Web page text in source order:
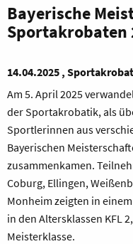
Bayerische
Sportakrobaten
14.04.2025 ,
Am 5. April 2025
der Sportakrobatik, als
Sportlerinnen aus
Bayerischen
zusammenkamen.
Coburg, Ellingen,
Monheim zeigten in
in den Altersklassen KFL
Meisterklasse.